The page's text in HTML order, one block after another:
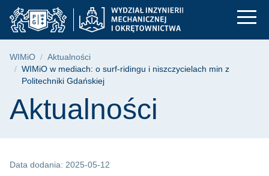
Przejdź
do
menu
Przejdź
do
wyszukiwarki
Przejdź
do
treści
WIMiO w mediach:
Ścieżka nawigacyjna
WIMiO
Aktualności
WIMiO w mediach: o surf-ridingu i niszczycielach min z
Politechniki Gdańskiej
Treść strony
Aktualności
Data dodania: 2025-05-12